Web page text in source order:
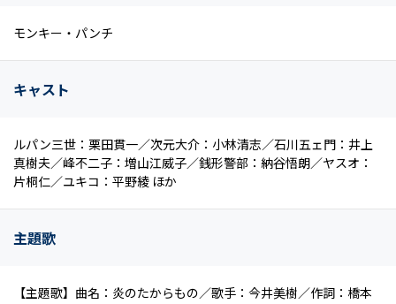
モンキー・パンチ
キャスト
ルパン三世：栗田貫一／次元大介：小林清志／石川五ェ門：井上
真樹夫／峰不二子：増山江威子／銭形警部：納谷悟朗／ヤスオ：
片桐仁／ユキコ：平野綾 ほか
主題歌
【主題歌】曲名：炎のたからもの／歌手：今井美樹／作詞：橋本